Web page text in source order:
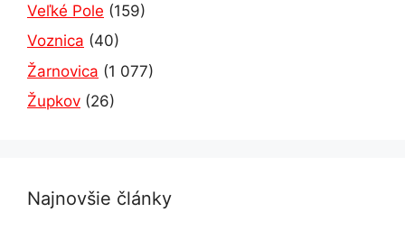
Veľké Pole (159)
Voznica (40)
Žarnovica (1 077)
Župkov (26)
Najnovšie články